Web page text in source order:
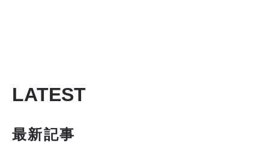
LATEST
最新記事